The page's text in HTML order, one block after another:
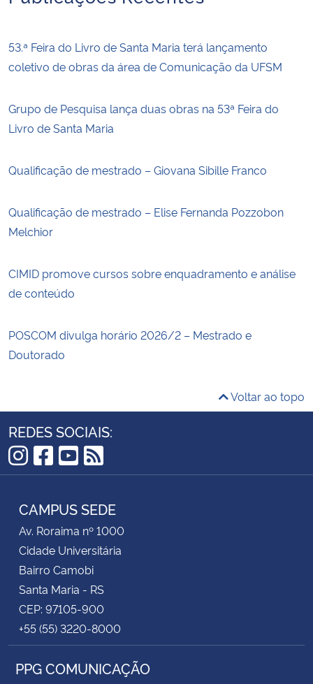
53.ª Feira do Livro de Santa Maria terá lançamento
coletivo de obras da área de Comunicação da UFSM
Grupo de Pesquisa lança duas obras na 53ª Feira do
Livro de Santa Maria
Qualificação de mestrado – Giovana Sibille Franco
Qualificação de mestrado – Elise Fernanda Pozzobon
Melchior
CIMID promove cursos sobre enquadramento e análise
de conteúdo
POSCOM divulga horário 2026/2 – Mestrado e
Doutorado
Voltar ao topo
REDES SOCIAIS:
Instagram
Facebook
YouTube
RSS
CAMPUS SEDE
Av. Roraima nº 1000
Cidade Universitária
Bairro Camobi
Santa Maria - RS
CEP: 97105-900
+55 (55) 3220-8000
PPG COMUNICAÇÃO